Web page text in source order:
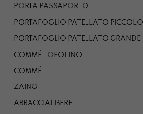
PORTA PASSAPORTO
PORTAFOGLIO PATELLATO PICCOLO
PORTAFOGLIO PATELLATO GRANDE
COMMÉ TOPOLINO
COMMÉ
ZAINO
ABRACCIALIBERE